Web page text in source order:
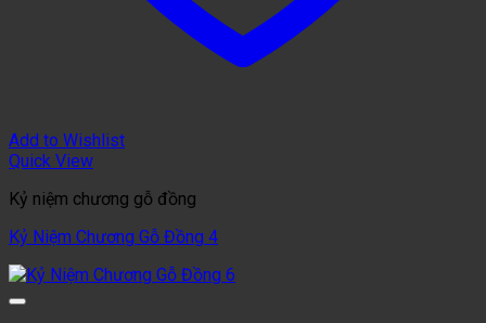
Add to Wishlist
Quick View
Kỷ niệm chương gỗ đồng
Kỷ Niệm Chương Gỗ Đồng 4